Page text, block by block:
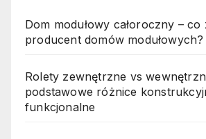
Dom modułowy całoroczny – co
producent domów modułowych?
Rolety zewnętrzne vs
podstawowe różnice
funkcjonalne